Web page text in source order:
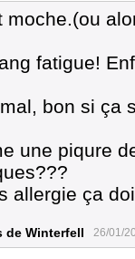
fatigue!
bon si ça
une piqure
allergie ça
de Winterfell 26/01/